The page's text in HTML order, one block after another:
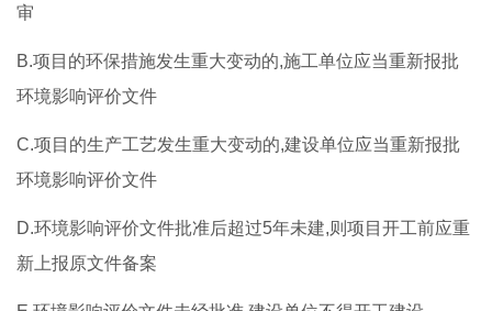
审
B.项目的环保措施发生重大变动的,施工单位应当重新报批
环境影响评价文件
C.项目的生产工艺发生重大变动的,建设单位应当重新报批
环境影响评价文件
D.环境影响评价文件批准后超过5年未建,则项目开工前应重
新上报原文件备案